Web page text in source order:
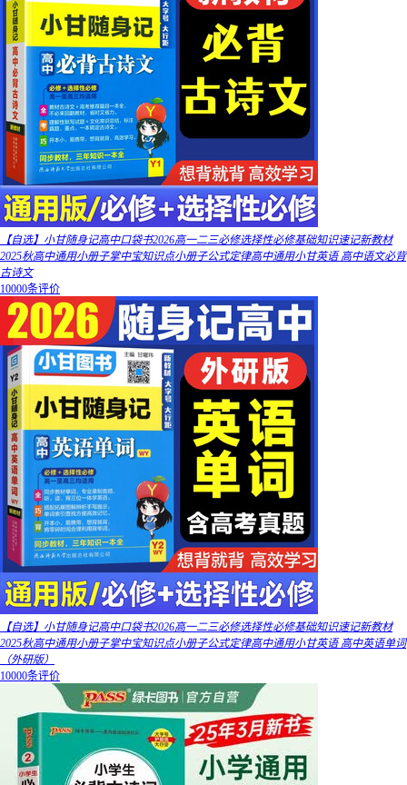
【自选】小甘随身记高中口袋书2026高一二三必修选择性必修基础知识速记新教材
2025秋高中通用小册子掌中宝知识点小册子公式定律高中通用小甘英语 高中语文必背
古诗文
10000条评价
【自选】小甘随身记高中口袋书2026高一二三必修选择性必修基础知识速记新教材
2025秋高中通用小册子掌中宝知识点小册子公式定律高中通用小甘英语 高中英语单词
（外研版）
10000条评价